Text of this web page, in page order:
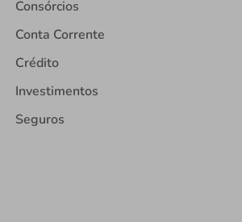
Consórcios
Conta Corrente
Crédito
Investimentos
Seguros